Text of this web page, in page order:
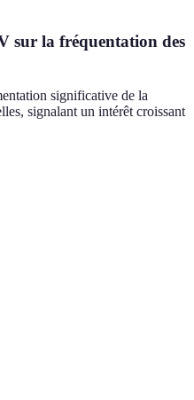
sur la fréquentation des
significative de la
signalant un intérêt croissant